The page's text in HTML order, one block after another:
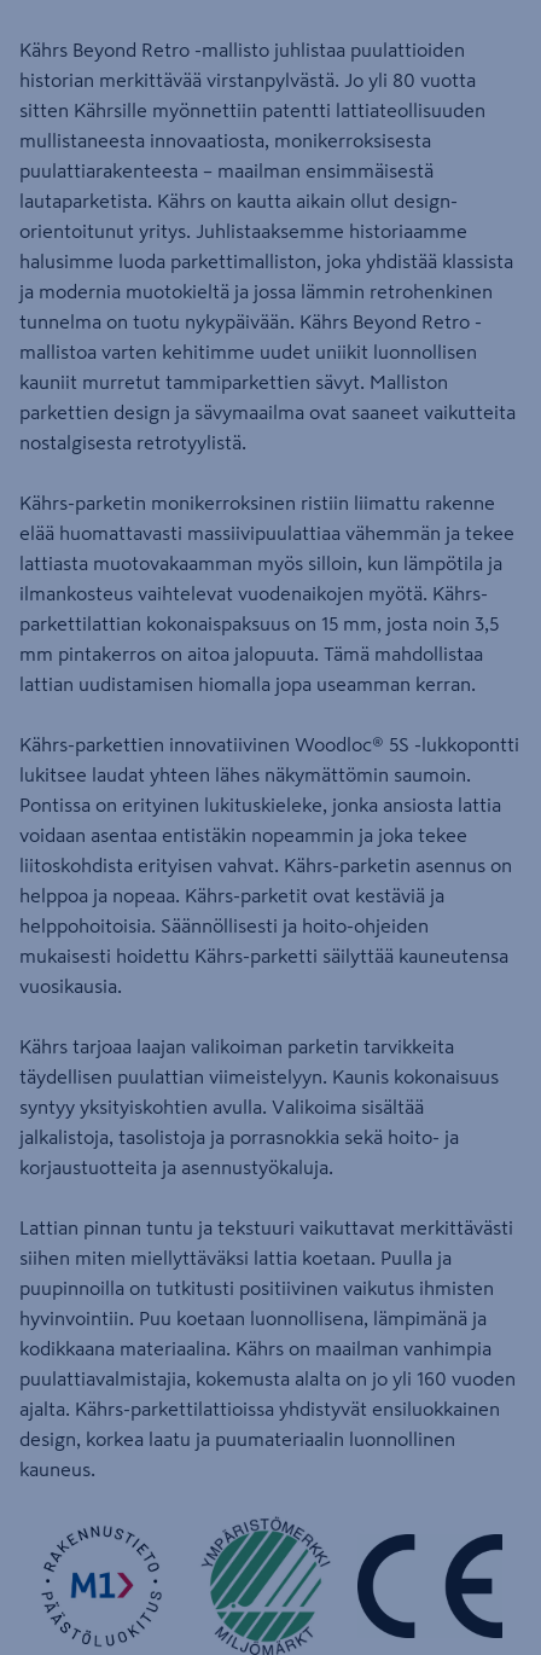
Kährs Beyond Retro -mallisto juhlistaa puulattioiden
historian merkittävää virstanpylvästä. Jo yli 80 vuotta
sitten Kährsille myönnettiin patentti lattiateollisuuden
mullistaneesta innovaatiosta, monikerroksisesta
puulattiarakenteesta – maailman ensimmäisestä
lautaparketista. Kährs on kautta aikain ollut design-
orientoitunut yritys. Juhlistaaksemme historiaamme
halusimme luoda parkettimalliston, joka yhdistää klassista
ja modernia muotokieltä ja jossa lämmin retrohenkinen
tunnelma on tuotu nykypäivään. Kährs Beyond Retro -
mallistoa varten kehitimme uudet uniikit luonnollisen
kauniit murretut tammiparkettien sävyt. Malliston
parkettien design ja sävymaailma ovat saaneet vaikutteita
nostalgisesta retrotyylistä.
Kährs-parketin monikerroksinen ristiin liimattu rakenne
elää huomattavasti massiivipuulattiaa vähemmän ja tekee
lattiasta muotovakaamman myös silloin, kun lämpötila ja
ilmankosteus vaihtelevat vuodenaikojen myötä. Kährs-
parkettilattian kokonaispaksuus on 15 mm, josta noin 3,5
mm pintakerros on aitoa jalopuuta. Tämä mahdollistaa
lattian uudistamisen hiomalla jopa useamman kerran.
Kährs-parkettien innovatiivinen Woodloc® 5S -lukkopontti
lukitsee laudat yhteen lähes näkymättömin saumoin.
Pontissa on erityinen lukituskieleke, jonka ansiosta lattia
voidaan asentaa entistäkin nopeammin ja joka tekee
liitoskohdista erityisen vahvat. Kährs-parketin asennus on
helppoa ja nopeaa. Kährs-parketit ovat kestäviä ja
helppohoitoisia. Säännöllisesti ja hoito-ohjeiden
mukaisesti hoidettu Kährs-parketti säilyttää kauneutensa
vuosikausia.
Kährs tarjoaa laajan valikoiman parketin tarvikkeita
täydellisen puulattian viimeistelyyn. Kaunis kokonaisuus
syntyy yksityiskohtien avulla. Valikoima sisältää
jalkalistoja, tasolistoja ja porrasnokkia sekä hoito- ja
korjaustuotteita ja asennustyökaluja.
Lattian pinnan tuntu ja tekstuuri vaikuttavat merkittävästi
siihen miten miellyttäväksi lattia koetaan. Puulla ja
puupinnoilla on tutkitusti positiivinen vaikutus ihmisten
hyvinvointiin. Puu koetaan luonnollisena, lämpimänä ja
kodikkaana materiaalina. Kährs on maailman vanhimpia
puulattiavalmistajia, kokemusta alalta on jo yli 160 vuoden
ajalta. Kährs-parkettilattioissa yhdistyvät ensiluokkainen
design, korkea laatu ja puumateriaalin luonnollinen
kauneus.